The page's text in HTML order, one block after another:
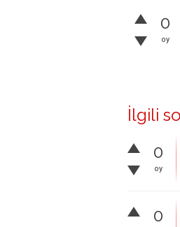
0
oy
İlgili
0
oy
0